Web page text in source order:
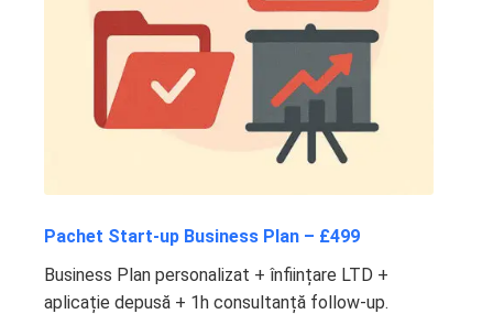
Pachet Start-up Business Plan – £499
Business Plan personalizat + înființare LTD +
aplicație depusă + 1h consultanță follow-up.